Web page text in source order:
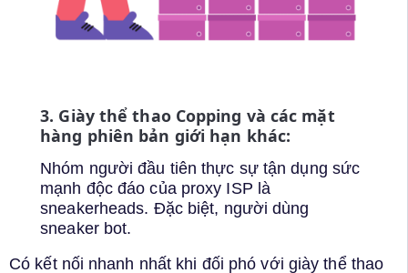
3. Giày thể thao Copping và các mặt
hàng phiên bản giới hạn khác:
Nhóm người đầu tiên thực sự tận dụng sức
mạnh độc đáo của proxy ISP là
sneakerheads. Đặc biệt, người dùng
sneaker bot.
Có kết nối nhanh nhất khi đối phó với giày thể thao